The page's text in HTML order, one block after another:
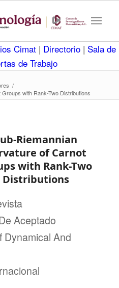
Cimat | Directorio | Sala de
de Trabajo
/
with Rank-Two Distributions
Riemannian
of Carnot
with Rank-Two
Distributions
Aceptado
Dynamical And